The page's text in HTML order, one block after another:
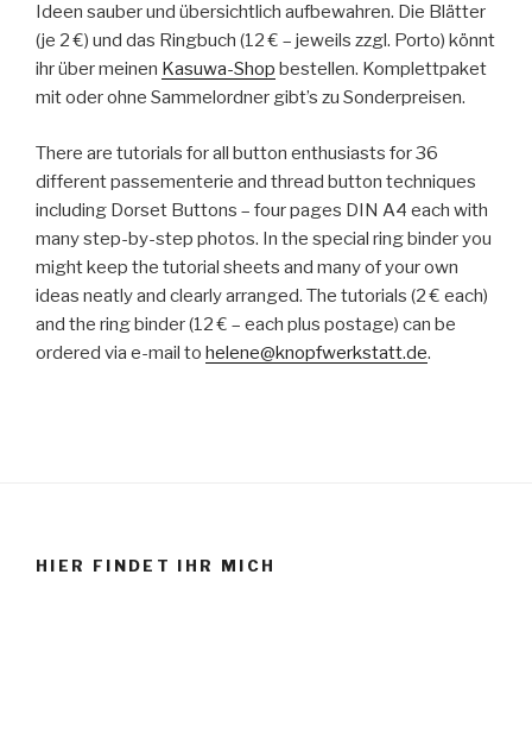
Ideen sauber und übersichtlich aufbewahren. Die Blätter
(je 2 €) und das Ringbuch (12 € – jeweils zzgl. Porto) könnt
ihr über meinen Kasuwa-Shop bestellen. Komplettpaket
mit oder ohne Sammelordner gibt’s zu Sonderpreisen.
There are tutorials for all button enthusiasts for 36
different passementerie and thread button techniques
including Dorset Buttons – four pages DIN A4 each with
many step-by-step photos. In the special ring binder you
might keep the tutorial sheets and many of your own
ideas neatly and clearly arranged. The tutorials (2 € each)
and the ring binder (12 € – each plus postage) can be
ordered via e-mail to helene@knopfwerkstatt.de.
HIER FINDET IHR MICH